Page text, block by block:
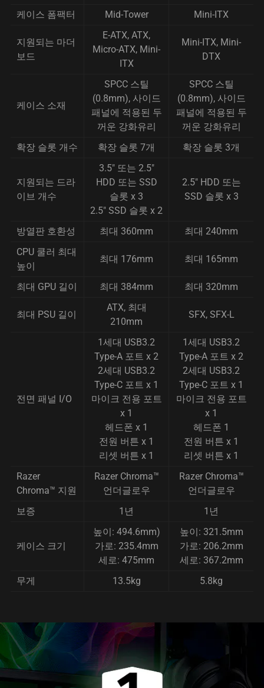
케이스 폼팩터
Mid-Tower Mini-ITX
지원되는 마더
보드
E-ATX, ATX,
Micro-ATX, Mini-
ITX
Mini-ITX, Mini-
DTX
케이스 소재
SPCC 스틸
(0.8mm), 사이드
패널에 적용된 두
꺼운 강화유리
SPCC 스틸
(0.8mm), 사이드
패널에 적용된 두
꺼운 강화유리
확장 슬롯 개수
확장 슬롯 7개 확장 슬롯 3개
지원되는 드라
이브 개수
3.5" 또는 2.5"
HDD 또는 SSD
슬롯 x 3
2.5" SSD 슬롯 x 2
2.5" HDD 또는
SSD 슬롯 x 3
방열판 호환성 최대 360mm
최대 240mm
CPU 쿨러 최대
높이
최대 176mm 최대 165mm
최대 GPU 길이 최대 384mm 최대 320mm
최대 PSU 길이
ATX, 최대
210mm
SFX, SFX-L
전면 패널 I/O
1세대 USB3.2
Type-A 포트 x 2
2세대 USB3.2
Type-C 포트 x 1
마이크 전용 포트
x 1
헤드폰 x 1
전원 버튼 x 1
리셋 버튼 x 1
1세대 USB3.2
Type-A 포트 x 2
2세대 USB3.2
Type-C 포트 x 1
마이크 전용 포트
x 1
헤드폰 1
전원 버튼 x 1
리셋 버튼 x 1
Razer
Chroma™ 지원
Razer Chroma™
언더글로우
Razer Chroma™
언더글로우
보증
1년 1년
케이스 크기
높이: 494.6mm)
가로: 235.4mm
세로: 475mm
높이: 321.5mm
가로: 206.2mm
세로: 367.2mm
무게
13.5kg 5.8kg